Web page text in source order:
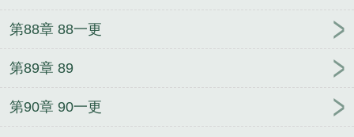
第88章 88一更
第89章 89
第90章 90一更